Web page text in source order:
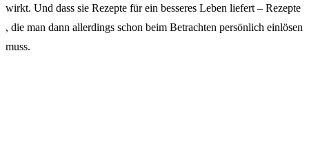
wirkt. Und dass sie Rezepte für ein besseres Leben liefert – Rezepte
, die man dann allerdings schon beim Betrachten persönlich einlösen
muss.